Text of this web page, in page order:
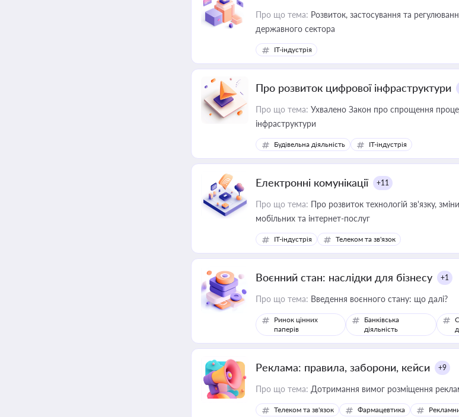
Про що тема: Розвиток, застосування та
державного сектора
IT-індустрія
Про розвиток цифрової інфраструктури
Про що тема: Ухвалено Закон про спрощення
інфраструктури
Будівельна діяльність IT-індустрія
Електронні комунікації +11
Про що тема: Про розвиток технологій зв'язку,
мобільних та інтернет-послуг
IT-індустрія Телеком та зв'язок
Воєнний стан: наслідки для бізнесу +1
Про що тема: Введення воєнного стану: що далі?
Ринок цінних
паперів
Банківська
діяльність
Реклама: правила, заборони, кейси +9
Про що тема: Дотримання вимог розміщення
Телеком та зв'язок Фармацевтика